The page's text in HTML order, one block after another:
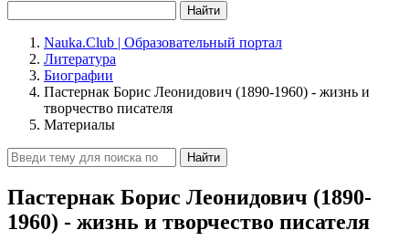
Найти
Nauka.Club | Образовательный портал
Литература
Биографии
Пастернак Борис Леонидович (1890-1960) - жизнь и
творчество писателя
Материалы
Найти
Пастернак Борис Леонидович (1890-
1960) - жизнь и творчество писателя